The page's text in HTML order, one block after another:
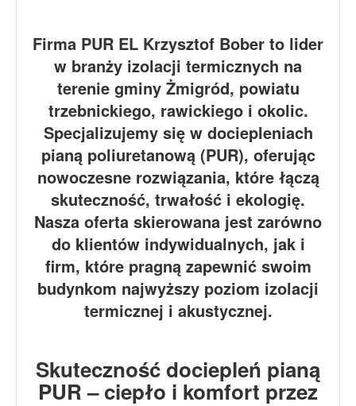
Firma PUR EL Krzysztof Bober to lider
w branży izolacji termicznych na
terenie gminy Żmigród, powiatu
trzebnickiego, rawickiego i okolic.
Specjalizujemy się w dociepleniach
pianą poliuretanową (PUR), oferując
nowoczesne rozwiązania, które łączą
skuteczność, trwałość i ekologię.
Nasza oferta skierowana jest zarówno
do klientów indywidualnych, jak i
firm, które pragną zapewnić swoim
budynkom najwyższy poziom izolacji
termicznej i akustycznej.
Skuteczność dociepleń pianą
PUR – ciepło i komfort przez